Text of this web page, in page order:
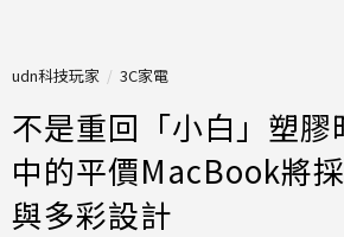
udn科技玩家 3C家電
不是重回「小白」塑膠
中的平價MacBook將
與多彩設計